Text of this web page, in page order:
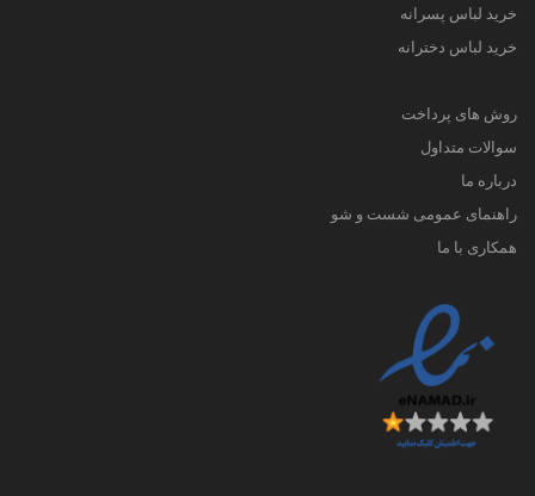
خرید لباس پسرانه
خرید لباس دخترانه
روش های پرداخت
سوالات متداول
درباره ما
راهنمای عمومی شست و شو
همکاری با ما